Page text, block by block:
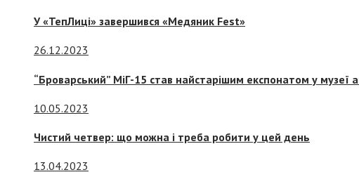
У «ТепЛиці» завершився «Медяник Fest»
26.12.2023
“Броварський” МіГ-15 став найстарішим експонатом у музеї
10.05.2023
Чистий четвер: що можна і треба робити у цей день
13.04.2023